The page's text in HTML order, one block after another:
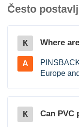
Često
К Where
A
Europe
К Can PVC